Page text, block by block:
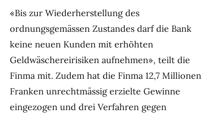
«Bis zur Wiederherstellung des
ordnungsgemässen Zustandes darf die Bank
keine neuen Kunden mit erhöhten
Geldwäschereirisiken aufnehmen», teilt die
Finma mit. Zudem hat die Finma 12,7 Millionen
Franken unrechtmässig erzielte Gewinne
eingezogen und drei Verfahren gegen